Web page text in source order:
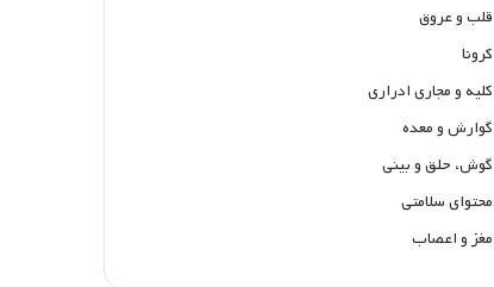
قلب و عروق
کرونا
کلیه و مجاری ادراری
گوارش و معده
گوش، حلق و بینی
محتوای سلامتی
مغز و اعصاب